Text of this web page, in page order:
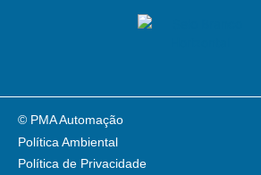
Política Ambiental
Política de Privacidade
© PMA Automação